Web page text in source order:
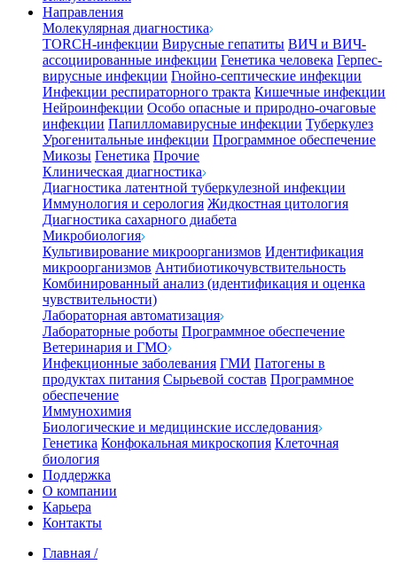
Направления
Молекулярная диагностика
TORCH-инфекции Вирусные гепатиты ВИЧ и ВИЧ-
ассоциированные инфекции Генетика человека Герпес-
вирусные инфекции Гнойно-септические инфекции
Инфекции респираторного тракта Кишечные инфекции
Нейроинфекции Особо опасные и природно-очаговые
инфекции Папилломавирусные инфекции Туберкулез
Урогенитальные инфекции Программное обеспечение
Микозы Генетика Прочие
Клиническая диагностика
Диагностика латентной туберкулезной инфекции
Иммунология и серология Жидкостная цитология
Диагностика сахарного диабета
Микробиология
Культивирование микроорганизмов Идентификация
микроорганизмов Антибиотикочувствительность
Комбинированный анализ (идентификация и оценка
чувствительности)
Лабораторная автоматизация
Лабораторные роботы Программное обеспечение
Ветеринария и ГМО
Инфекционные заболевания ГМИ Патогены в
продуктах питания Сырьевой состав Программное
обеспечение
Иммунохимия
Биологические и медицинские исследования
Генетика Конфокальная микроскопия Клеточная
биология
Поддержка
О компании
Карьера
Контакты
Главная /